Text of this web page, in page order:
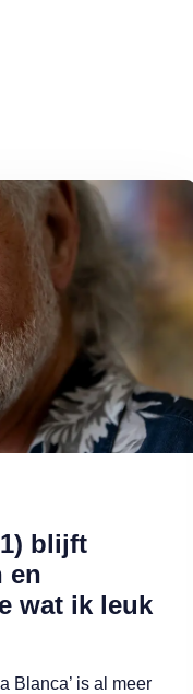
blijft
en
wat ik leuk
Blanca’ is al meer
liedjes schrijven en